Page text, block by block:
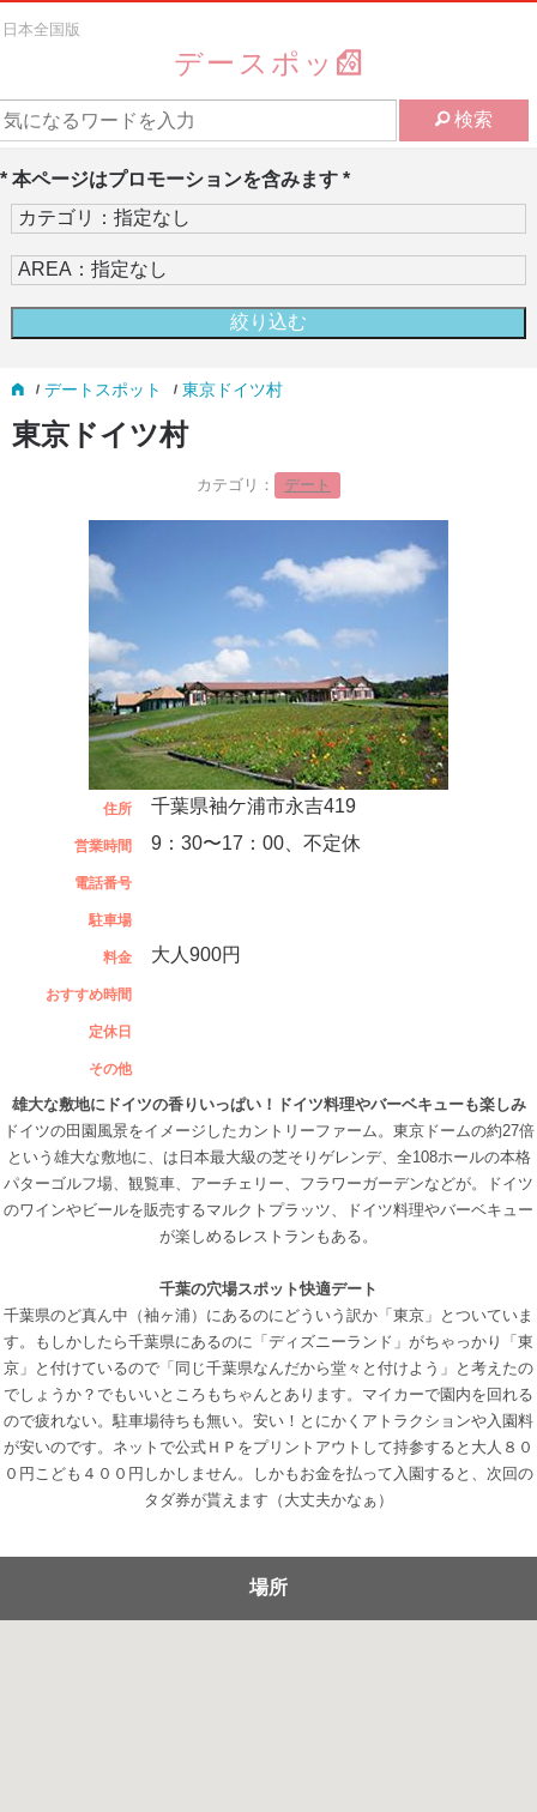
日本全国版
デースポッ
検索
* 本ページはプロモーションを含みます *
デートスポット 東京ドイツ村
東京ドイツ村
カテゴリ： デート
住所 千葉県袖ケ浦市永吉419
営業時間 9：30〜17：00、不定休
電話番号
駐車場
料金 大人900円
おすすめ時間
定休日
その他
雄大な敷地にドイツの香りいっぱい！ドイツ料理やバーベキューも楽しみ
ドイツの田園風景をイメージしたカントリーファーム。東京ドームの約27倍
という雄大な敷地に、は日本最大級の芝そりゲレンデ、全108ホールの本格
パターゴルフ場、観覧車、アーチェリー、フラワーガーデンなどが。ドイツ
のワインやビールを販売するマルクトプラッツ、ドイツ料理やバーベキュー
が楽しめるレストランもある。
千葉の穴場スポット快適デート
千葉県のど真ん中（袖ヶ浦）にあるのにどういう訳か「東京」とついていま
す。もしかしたら千葉県にあるのに「ディズニーランド」がちゃっかり「東
京」と付けているので「同じ千葉県なんだから堂々と付けよう」と考えたの
でしょうか？でもいいところもちゃんとあります。マイカーで園内を回れる
ので疲れない。駐車場待ちも無い。安い！とにかくアトラクションや入園料
が安いのです。ネットで公式ＨＰをプリントアウトして持参すると大人８０
０円こども４００円しかしません。しかもお金を払って入園すると、次回の
タダ券が貰えます（大丈夫かなぁ）
場所